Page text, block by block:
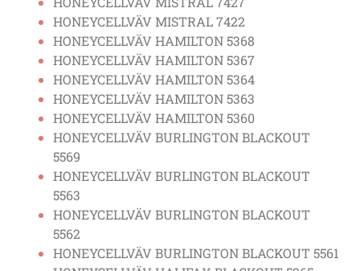
HONEYCELLVÄV MISTRAL 7422
HONEYCELLVÄV HAMILTON 5368
HONEYCELLVÄV HAMILTON 5367
HONEYCELLVÄV HAMILTON 5364
HONEYCELLVÄV HAMILTON 5363
HONEYCELLVÄV HAMILTON 5360
HONEYCELLVÄV BURLINGTON BLACKOUT
5569
HONEYCELLVÄV BURLINGTON BLACKOUT
5563
HONEYCELLVÄV BURLINGTON BLACKOUT
5562
HONEYCELLVÄV BURLINGTON BLACKOUT 5561